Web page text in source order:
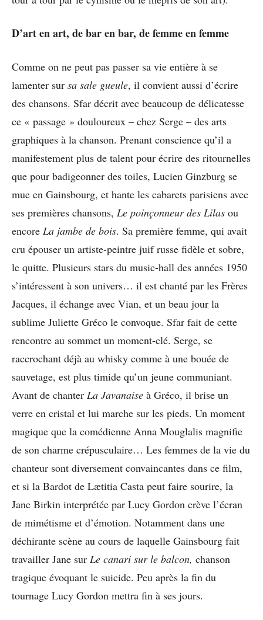
D’art en art, de bar en bar, de femme en femme
Comme on ne peut pas passer sa vie entière à se
lamenter sur sa sale gueule, il convient aussi d’écrire
des chansons. Sfar décrit avec beaucoup de délicatesse
ce « passage » douloureux – chez Serge – des arts
graphiques à la chanson. Prenant conscience qu’il a
manifestement plus de talent pour écrire des ritournelles
que pour badigeonner des toiles, Lucien Ginzburg se
mue en Gainsbourg, et hante les cabarets parisiens avec
ses premières chansons, Le poinçonneur des Lilas ou
encore La jambe de bois. Sa première femme, qui avait
cru épouser un artiste-peintre juif russe fidèle et sobre,
le quitte. Plusieurs stars du music-hall des années 1950
s’intéressent à son univers… il est chanté par les Frères
Jacques, il échange avec Vian, et un beau jour la
sublime Juliette Gréco le convoque. Sfar fait de cette
rencontre au sommet un moment-clé. Serge, se
raccrochant déjà au whisky comme à une bouée de
sauvetage, est plus timide qu’un jeune communiant.
Avant de chanter La Javanaise à Gréco, il brise un
verre en cristal et lui marche sur les pieds. Un moment
magique que la comédienne Anna Mouglalis magnifie
de son charme crépusculaire… Les femmes de la vie du
chanteur sont diversement convaincantes dans ce film,
et si la Bardot de Lætitia Casta peut faire sourire, la
Jane Birkin interprétée par Lucy Gordon crève l’écran
de mimétisme et d’émotion. Notamment dans une
déchirante scène au cours de laquelle Gainsbourg fait
travailler Jane sur Le canari sur le balcon, chanson
tragique évoquant le suicide. Peu après la fin du
tournage Lucy Gordon mettra fin à ses jours.